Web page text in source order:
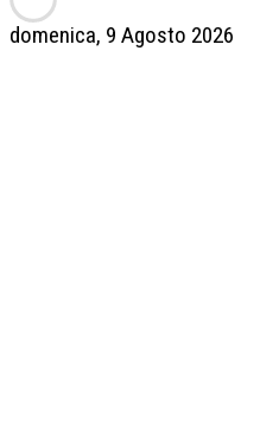
domenica, 9 Agosto 2026